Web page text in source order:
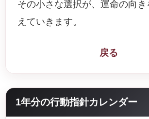
その小さな選択が、運命の向
えていきます。
戻る
1年分の行動指針カレンダー